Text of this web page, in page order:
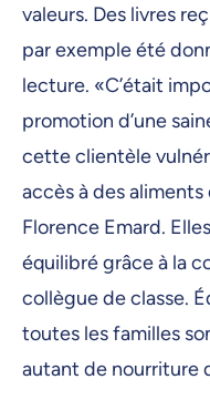
valeurs. Des livres
par exemple été
lecture. «C’était
promotion d’une
cette clientèle
accès à des
Florence Emard.
équilibré grâce à la
collègue de classe.
toutes les familles
autant de nourriture